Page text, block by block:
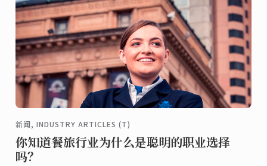
新闻, INDUSTRY ARTICLES (T)
你知道餐旅行业为什么是聪明的职业选择
吗？